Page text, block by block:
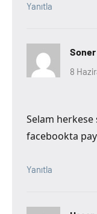
Yanıtla
Soner
8
Selam
facebookta
Yanıtla